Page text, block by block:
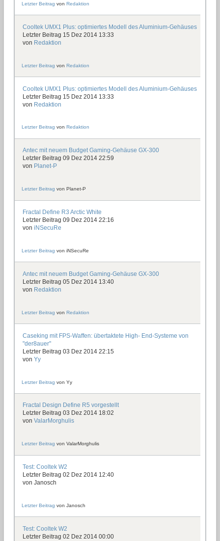
Letzter Beitrag vonRedaktion
Cooltek UMX1 Plus: optimiertes Modell des Aluminium-Gehäuses
Letzter Beitrag 15 Dez 2014 13:33
von Redaktion
Letzter Beitrag vonRedaktion
Cooltek UMX1 Plus: optimiertes Modell des Aluminium-Gehäuses
Letzter Beitrag 15 Dez 2014 13:33
von Redaktion
Letzter Beitrag von Redaktion
Antec mit neuem Budget Gaming-Gehäuse GX-300
Letzter Beitrag 09 Dez 2014 22:59
von Planet-P
Letzter Beitrag vonPlanet-P
Fractal Define R3 Arctic White
Letzter Beitrag 09 Dez 2014 22:16
von iNSecuRe
Letzter Beitrag voniNSecuRe
Antec mit neuem Budget Gaming-Gehäuse GX-300
Letzter Beitrag 05 Dez 2014 13:40
von Redaktion
Letzter Beitrag vonRedaktion
Caseking mit FPS-Waffen: übertaktete High- End-Systeme von
"der8auer"
Letzter Beitrag 03 Dez 2014 22:15
von Yy
Letzter Beitrag vonYy
Fractal Design Define R5 vorgestellt
Letzter Beitrag 03 Dez 2014 18:02
von ValarMorghulis
Letzter Beitrag vonValarMorghulis
Test: Cooltek W2
Letzter Beitrag 02 Dez 2014 12:40
von Janosch
Letzter Beitrag vonJanosch
Test: Cooltek W2
Letzter Beitrag 02 Dez 2014 00:00